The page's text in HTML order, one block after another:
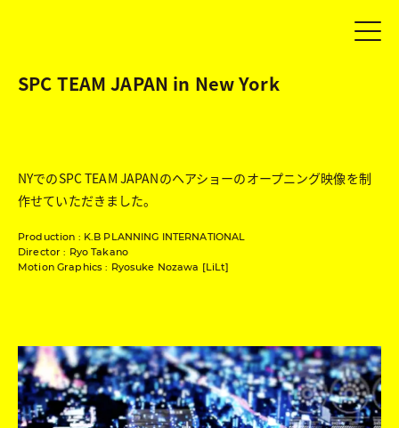
SPC TEAM JAPAN in New York
NYでのSPC TEAM JAPANのヘアショーのオープニング映像を制
作せていただきました。
Production : K.B PLANNING INTERNATIONAL
Director : Ryo Takano
Motion Graphics : Ryosuke Nozawa [LiLt]